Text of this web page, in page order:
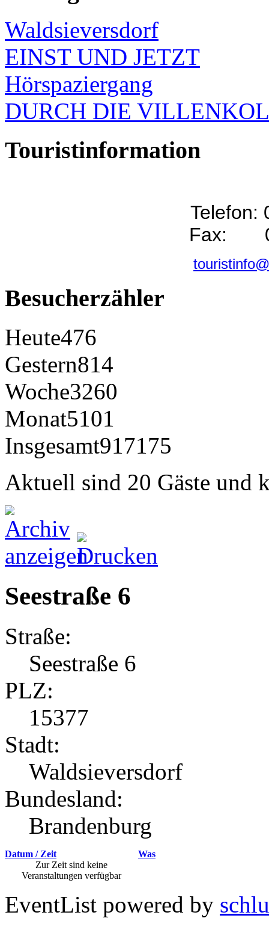
Waldsieversdorf
EINST UND JETZT
Hörspaziergang
DURCH DIE
Touristinformation
Telefon:
Fax:
Besucherzähler
Heute476
Gestern814
Woche3260
Monat5101
Insgesamt917175
Aktuell sind 20 Gäste und
Seestraße 6
Straße:
Seestraße 6
PLZ:
15377
Stadt:
Waldsieversdorf
Bundesland:
Brandenburg
Datum / Zeit
Was
Zur Zeit sind keine
Veranstaltungen verfügbar
EventList powered by